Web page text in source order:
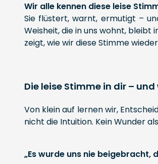
Wir alle kennen diese leise
Sie flüstert, warnt, ermutigt –
Weisheit, die in uns wohnt,
zeigt, wie wir diese Stimme
Die leise Stimme in dir –
Von klein auf lernen wir,
nicht die Intuition. Kein Wunder
„Es wurde uns nie beigebracht,